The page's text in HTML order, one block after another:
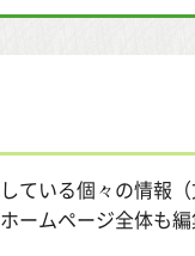
ている個々の情報
ームページ全体も